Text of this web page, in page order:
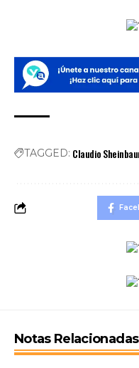
TAGGED: Claudio
Notas Relacionadas